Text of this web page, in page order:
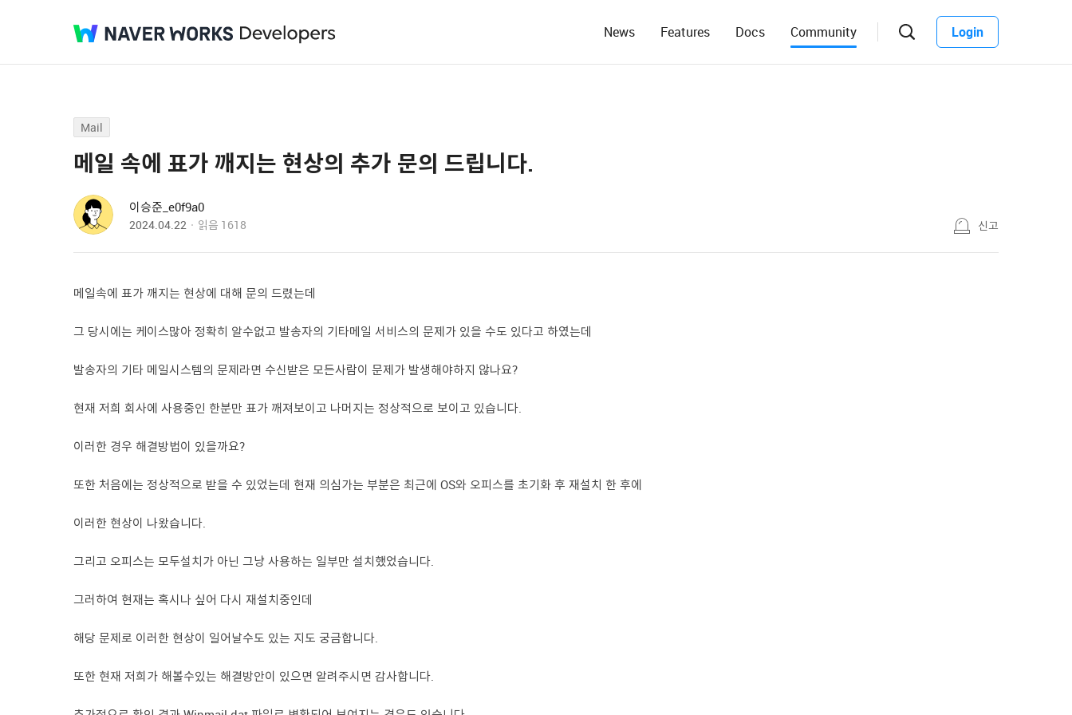
News Features Docs Community Login
Mail
메일 속에 표가 깨지는 현상의 추가 문의 드립니다.
이승준_e0f9a0
2024.04.22 읽음 1618 신고
메일속에 표가 깨지는 현상에 대해 문의 드렸는데
그 당시에는 케이스많아 정확히 알수없고 발송자의 기타메일 서비스의 문제가 있을 수도 있다고 하였는데
발송자의 기타 메일시스템의 문제라면 수신받은 모든사람이 문제가 발생해야하지 않나요?
현재 저희 회사에 사용중인 한분만 표가 깨져보이고 나머지는 정상적으로 보이고 있습니다.
이러한 경우 해결방법이 있을까요?
또한 처음에는 정상적으로 받을 수 있었는데 현재 의심가는 부분은 최근에 OS와 오피스를 초기화 후 재설치 한 후에
이러한 현상이 나왔습니다.
그리고 오피스는 모두설치가 아닌 그냥 사용하는 일부만 설치했었습니다.
그러하여 현재는 혹시나 싶어 다시 재설치중인데
해당 문제로 이러한 현상이 일어날수도 있는 지도 궁금합니다.
또한 현재 저희가 해볼수있는 해결방안이 있으면 알려주시면 감사합니다.